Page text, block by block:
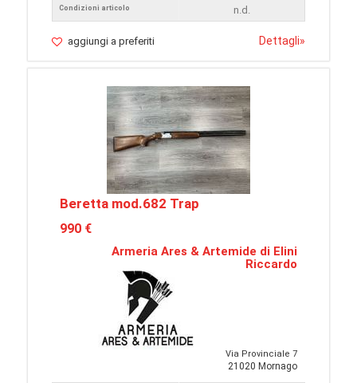
Condizioni articolo
n.d.
aggiungi a preferiti Dettagli»
Beretta mod.682 Trap
990 €
Armeria Ares & Artemide di Elini
Riccardo
Via Provinciale 7
21020 Mornago